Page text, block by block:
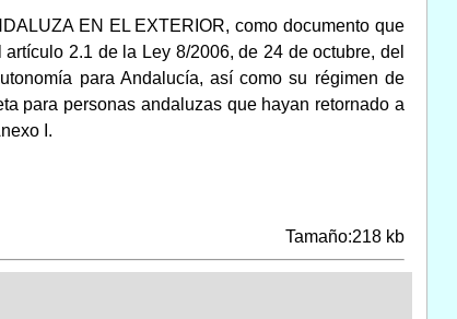
EN EL EXTERIOR, como documento que
2.1 de la Ley 8/2006, de 24 de octubre, del
para Andalucía, así como su régimen de
para personas andaluzas que hayan retornado a
I.
Tamaño:218 kb